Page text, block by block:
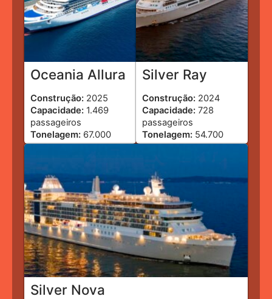
Oceania Allura
Construção: 2025
Capacidade: 1.469
passageiros
Tonelagem: 67.000
Silver Ray
Construção: 2024
Capacidade: 728
passageiros
Tonelagem: 54.700
Silver Nova